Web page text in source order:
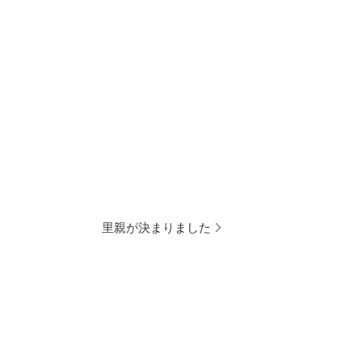
里親が決まりました